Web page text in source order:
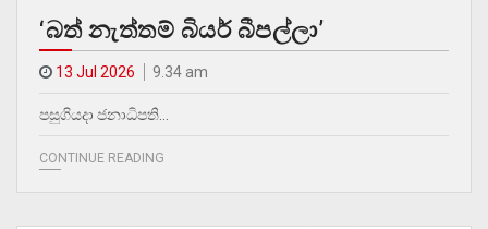
‘බත් නැත්තම් බියර් බීපල්ලා’
13 Jul 2026 9.34 am
පසුගියදා ජනාධිපති…
CONTINUE READING